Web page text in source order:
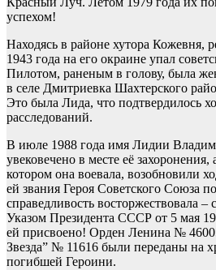
успехом!
Находясь в районе хутора Кожевня,
1943 года на его окраине упал
Пилотом, раненым в голову, была
в селе Дмитриевка Шахтерского
Это была Лида, что подтвердилось
расследований.
В июле 1988 года имя Лидии
увековечено в месте её захоронения,
котором она воевала, возобновили
ей звания Героя Советского Союза
справедливость восторжествовала –
Указом Президента СССР от 5 мая
ей присвоено! Орден Ленина №
Звезда” № 11616 были переданы на
погибшей Героини.